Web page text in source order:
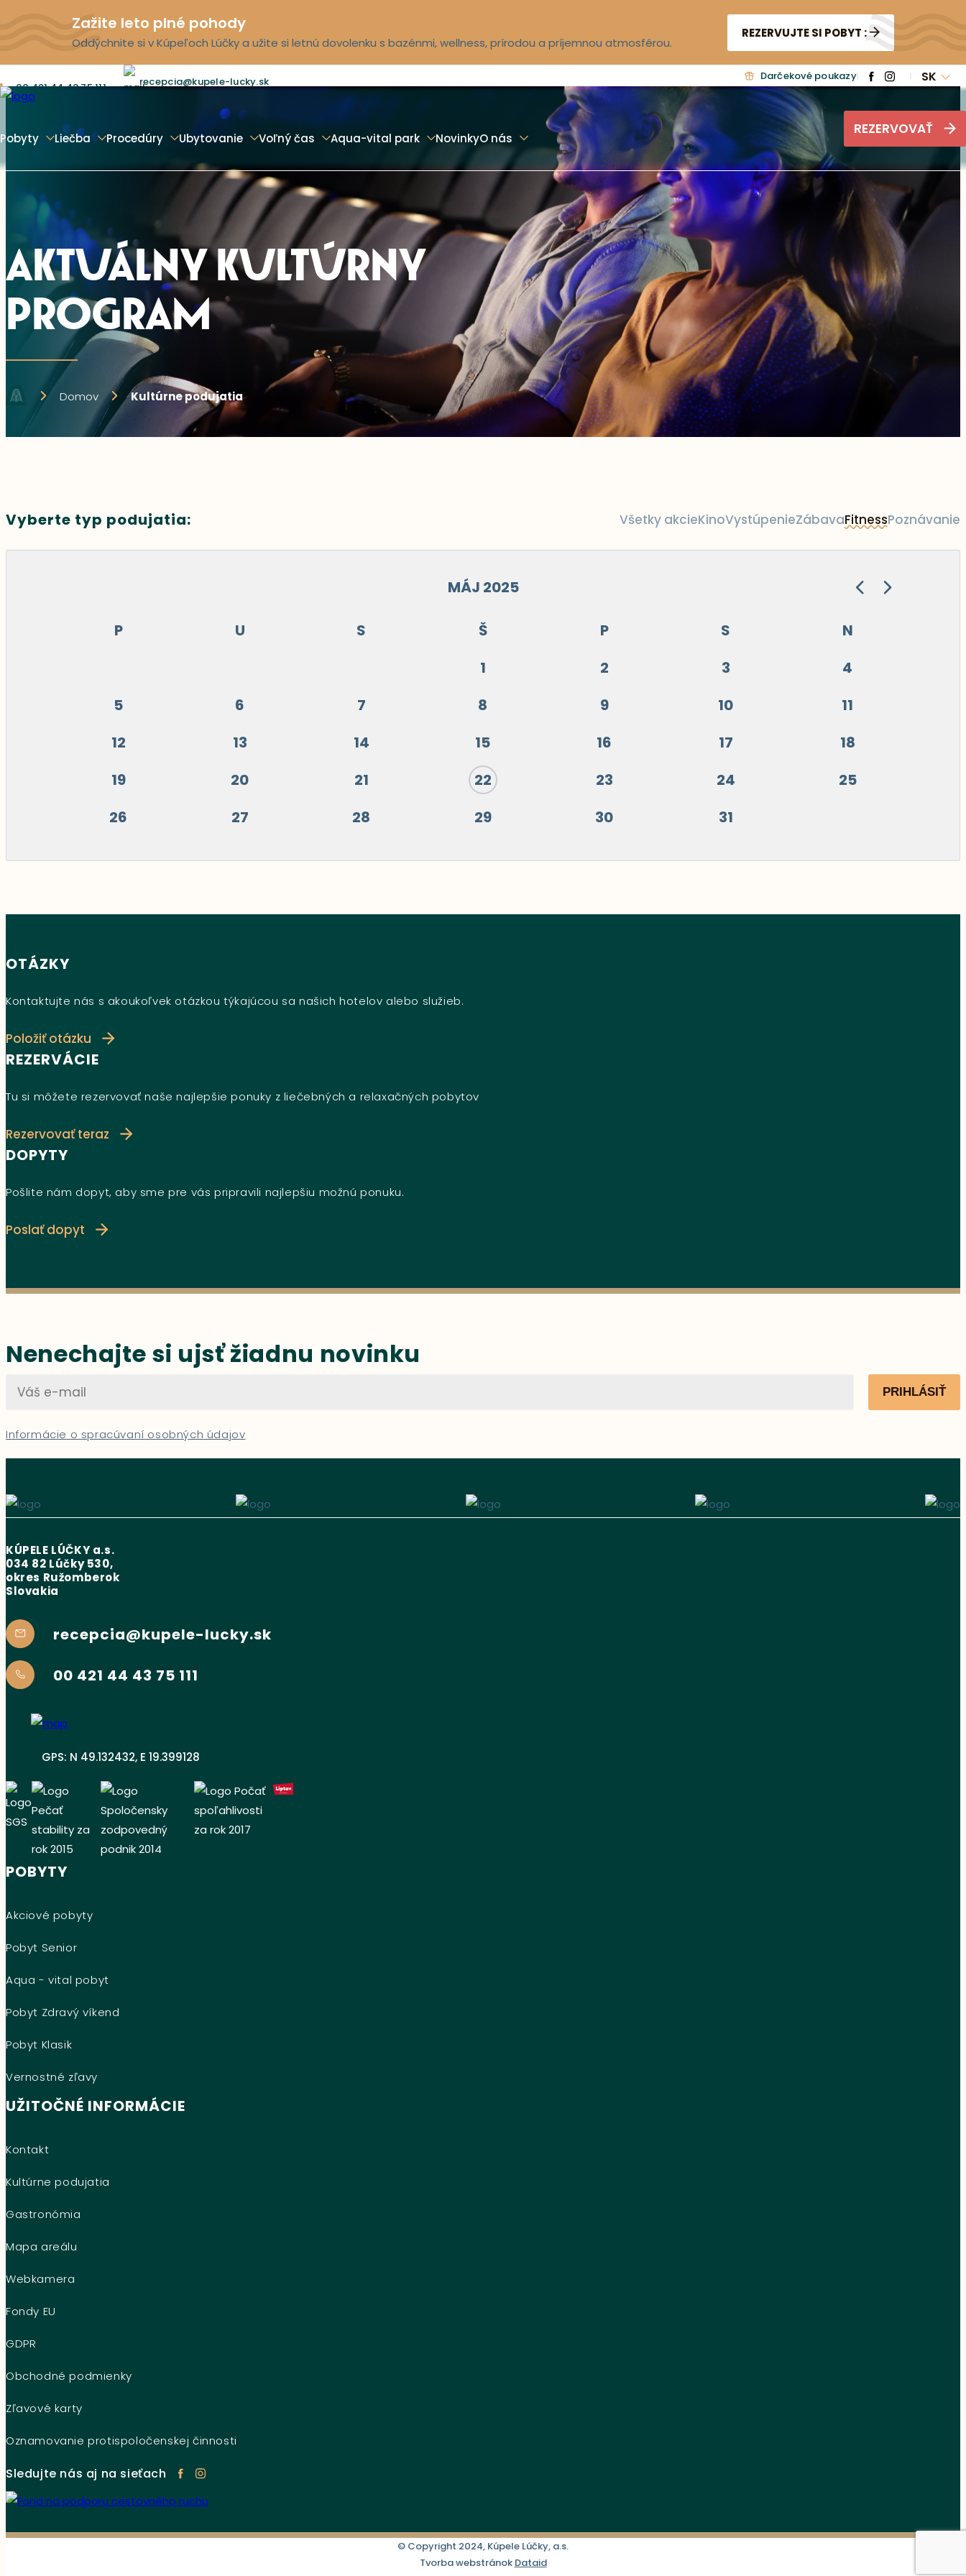
Zažite leto plné pohody
Oddýchnite si v Kúpeľoch Lúčky a užite si letnú dovolenku s bazénmi, wellness, prírodou a príjemnou atmosférou.
REZERVUJTE SI POBYT :
00 421 44 43 75 111 recepcia@kupele-lucky.sk Darčekové poukazy SK
Pobyty Liečba Procedúry Ubytovanie Voľný čas Aqua-vital park NovinkyO nás
REZERVOVAŤ
AKTUÁLNY KULTÚRNY
PROGRAM
Domov Kultúrne podujatia
Vyberte typ podujatia: Všetky akcieKinoVystúpenieZábavaFitnessPoznávanie
MÁJ 2025
P U S Š P S
N
1
2 3
4
5
6 7 8 9 10
11
12
13 14 15 16 17
18
19
20 21 22 23 24
25
26
27 28 29 30 31
OTÁZKY
Kontaktujte nás s akoukoľvek otázkou týkajúcou sa našich hotelov alebo služieb.
Položiť otázku
REZERVÁCIE
Tu si môžete rezervovať naše najlepšie ponuky z liečebných a relaxačných pobytov
Rezervovať teraz
DOPYTY
Pošlite nám dopyt, aby sme pre vás pripravili najlepšiu možnú ponuku.
Poslať dopyt
Nenechajte si ujsť žiadnu novinku
PRIHLÁSIŤ
Informácie o spracúvaní osobných údajov
KÚPELE LÚČKY a.s.
034 82 Lúčky 530,
okres Ružomberok
Slovakia
recepcia@kupele-lucky.sk
00 421 44 43 75 111
GPS: N 49.132432, E 19.399128
POBYTY
Akciové pobyty
Pobyt Senior
Aqua - vital pobyt
Pobyt Zdravý víkend
Pobyt Klasik
Vernostné zľavy
UŽITOČNÉ INFORMÁCIE
Kontakt
Kultúrne podujatia
Gastronómia
Mapa areálu
Webkamera
Fondy EU
GDPR
Obchodné podmienky
Zľavové karty
Oznamovanie protispoločenskej činnosti
Sledujte nás aj na sieťach
© Copyright 2024, Kúpele Lúčky, a.s.
Tvorba webstránok Dataid